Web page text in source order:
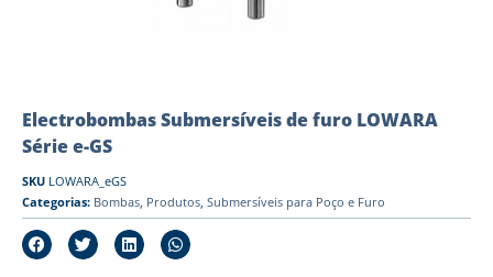
Electrobombas Submersíveis de furo LOWARA
Série e-GS
SKU LOWARA_eGS
Categorias: Bombas, Produtos, Submersíveis para Poço e Furo